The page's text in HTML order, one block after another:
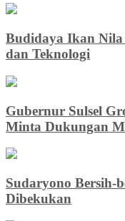
Budidaya Ikan Nila
dan Teknologi
Gubernur Sulsel
Minta Dukungan
Sudaryono Bersih-
Dibekukan